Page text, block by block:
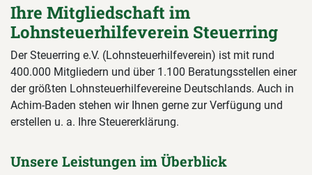
Ihre Mitgliedschaft im
Lohnsteuerhilfeverein Steuerring
Der Steuerring e.V. (Lohnsteuerhilfeverein) ist mit rund
400.000 Mitgliedern und über 1.100 Beratungsstellen einer
der größten Lohnsteuerhilfevereine Deutschlands. Auch in
Achim-Baden stehen wir Ihnen gerne zur Verfügung und
erstellen u. a. Ihre Steuererklärung.
Unsere Leistungen im Überblick